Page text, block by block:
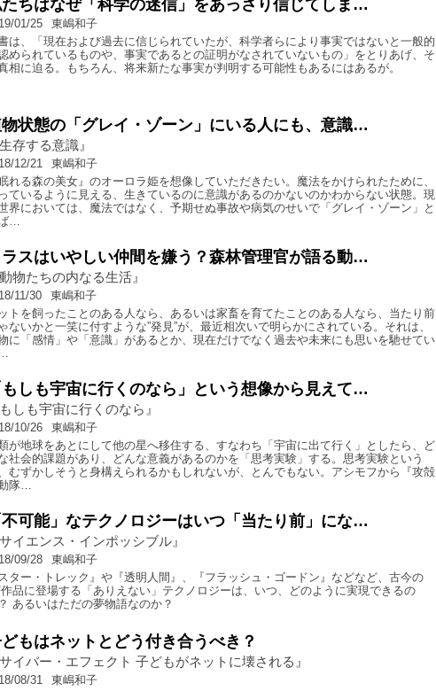
ちはなぜ「科学の迷信」をあっさり信じてしま…
01/25
東嶋和子
は、「現在および過去に信じられていたが、科学者らにより事実ではないと一般的
められているものや、事実であるとの証明がなされていないもの」をとりあげ、そ
相に迫る。もちろん、将来新たな事実が判明する可能性もあるにはあるが。
状態の「グレイ・ゾーン」にいる人にも、意識…
生存する意識』
12/21
東嶋和子
眠れる森の美女』のオーロラ姫を想像していただきたい。魔法をかけられたために、
ているように見える、生きているのに意識があるのかないのかわからない状態。現
界においては、魔法ではなく、予期せぬ事故や病気のせいで「グレイ・ゾーン」と
…
スはいやしい仲間を嫌う？森林管理官が語る動…
動物たちの内なる生活』
11/30
東嶋和子
トを飼ったことのある人なら、あるいは家畜を育てたことのある人なら、当たり前
ないかと一笑に付すような”発見”が、最近相次いで明らかにされている。それは、
に「感情」や「意識」があるとか、現在だけでなく過去や未来にも思いを馳せてい
もしも宇宙に行くのなら」という想像から見えて…
もしも宇宙に行くのなら』
10/26
東嶋和子
が地球をあとにして他の星へ移住する、すなわち「宇宙に出て行く」としたら、ど
社会的課題があり、どんな意義があるのかを「思考実験」する。思考実験という
むずかしそうと身構えられるかもしれないが、とんでもない。アシモフから『攻殻
隊…
不可能」なテクノロジーはいつ「当たり前」にな…
サイエンス・インポッシブル』
09/28
東嶋和子
スター・トレック』や『透明人間』、『フラッシュ・ゴードン』などなど、古今の
品に登場する「ありえない」テクノロジーは、いつ、どのように実現できるの
あるいはただの夢物語なのか？
もはネットとどう付き合うべき？
サイバー・エフェクト 子どもがネットに壊される』
08/31
東嶋和子